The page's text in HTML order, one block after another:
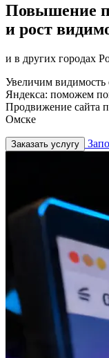
Повышение
и рост
и в других городах
Увеличим
Яндекса: поможем
Продвижение сайта
Омске
Заказать услугу